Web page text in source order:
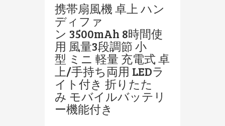
携帯扇風機 卓上 ハン
ディファ
ン 3500mAh 8時間使
用 風量3段調節 小
型 ミニ 軽量 充電式 卓
上/手持ち両用 LEDラ
イト付き 折りたた
み モバイルバッテリ
ー機能付き